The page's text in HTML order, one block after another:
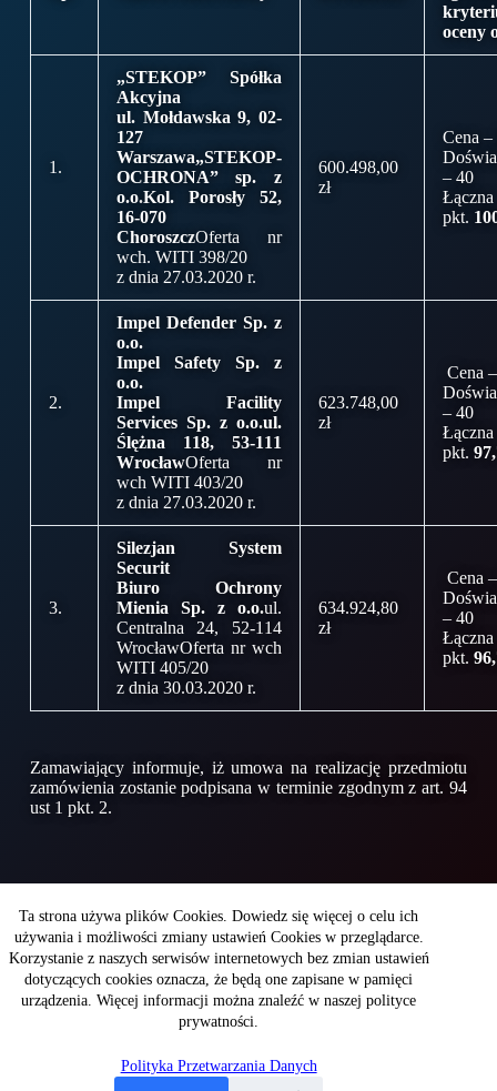
Ta strona używa plików Cookies. Dowiedz się więcej o celu ich
używania i możliwości zmiany ustawień Cookies w przeglądarce.
Korzystanie z naszych serwisów internetowych bez zmian ustawień
dotyczących cookies oznacza, że będą one zapisane w pamięci
urządzenia. Więcej informacji można znaleźć w naszej polityce
prywatności.
Polityka Przetwarzania Danych
oceny
1.
„STEKOP” Spółka
Akcyjna
ul. Mołdawska 9, 02-
127
Warszawa„STEKOP-
OCHRONA” sp. z
o.o.Kol. Porosły 52,
16-070
ChoroszczOferta nr
wch. WITI 398/20
z dnia 27.03.2020 r.
600.498,00
zł
Cena –
– 40
pkt.
2.
Impel Defender Sp. z
o.o.
Impel Safety Sp. z
o.o.
Impel Facility
Services Sp. z o.o.ul.
Ślężna 118, 53-111
WrocławOferta nr
wch WITI 403/20
z dnia 27.03.2020 r.
623.748,00
zł
Cena
– 40
pkt.
3.
Silezjan System
Securit
Biuro Ochrony
Mienia Sp. z o.o.ul.
Centralna 24, 52-114
WrocławOferta nr wch
WITI 405/20
z dnia 30.03.2020 r.
634.924,80
zł
Cena
– 40
pkt.
Zamawiający informuje, iż umowa na realizację przedmiotu
zamówienia zostanie podpisana w terminie zgodnym z art. 94
ust 1 pkt. 2.
Wojskowy Instytut Techniki Inżynieryjnej
im. profesora Józefa Kosackiego
ul. Obornicka 136
50-961Wrocław